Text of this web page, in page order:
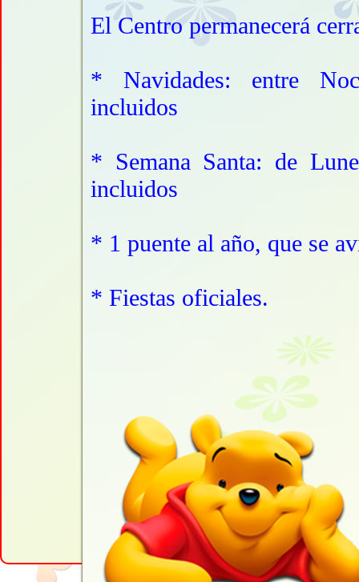
El Centro permanecerá
* Navidades: entre
incluidos
* Semana Santa: de
incluidos
* 1 puente al año, que se
* Fiestas oficiales.